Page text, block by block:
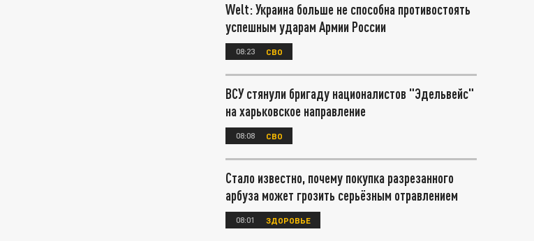
Welt: Украина больше не способна противостоять
успешным ударам Армии России
08:23 СВО
ВСУ стянули бригаду националистов "Эдельвейс"
на харьковское направление
08:08 СВО
Стало известно, почему покупка разрезанного
арбуза может грозить серьёзным отравлением
08:01 ЗДОРОВЬЕ